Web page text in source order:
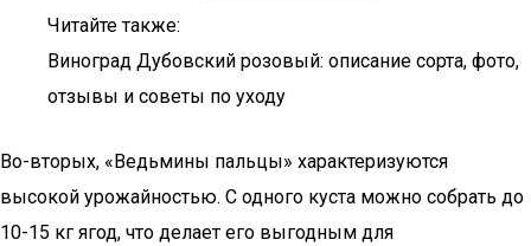
Читайте также:
Виноград Дубовский розовый: описание сорта, фото,
отзывы и советы по уходу
Во-вторых, «Ведьмины пальцы» характеризуются
высокой урожайностью. С одного куста можно собрать до
10-15 кг ягод, что делает его выгодным для